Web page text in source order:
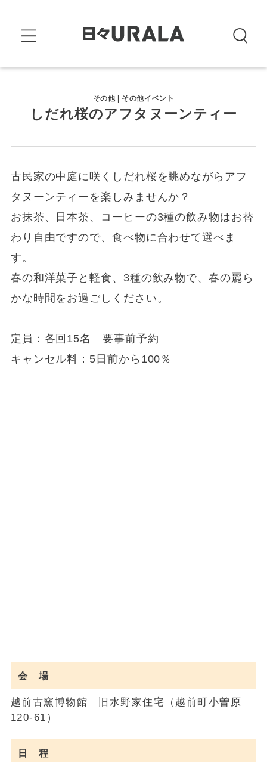
その他 | その他イベント
しだれ桜のアフタヌーンティー
古民家の中庭に咲くしだれ桜を眺めながらアフ
タヌーンティーを楽しみませんか？
お抹茶、日本茶、コーヒーの3種の飲み物はお替
わり自由ですので、食べ物に合わせて選べま
す。
春の和洋菓子と軽食、3種の飲み物で、春の麗ら
かな時間をお過ごしください。
定員：各回15名 要事前予約
キャンセル料：5日前から100％
会 場
越前古窯博物館 旧水野家住宅（越前町小曽原
120-61）
日 程